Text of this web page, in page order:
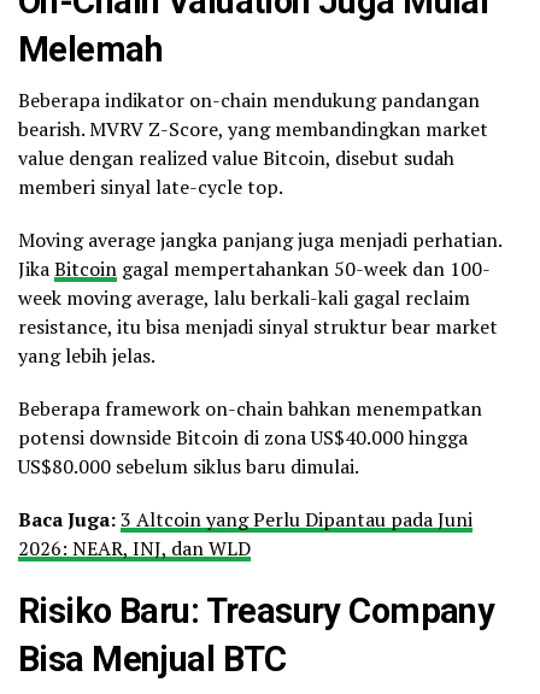
Melemah
Beberapa indikator on-chain mendukung pandangan
bearish. MVRV Z-Score, yang membandingkan market
value dengan realized value Bitcoin, disebut sudah
memberi sinyal late-cycle top.
Moving average jangka panjang juga menjadi perhatian.
JikaBitcoin gagal mempertahankan 50-week dan 100-
week moving average, lalu berkali-kali gagal reclaim
resistance, itu bisa menjadi sinyal struktur bear market
yang lebih jelas.
Beberapa framework on-chain bahkan menempatkan
potensi downside Bitcoin di zona US$40.000 hingga
US$80.000 sebelum siklus baru dimulai.
Baca Juga:3 Altcoin yang Perlu Dipantau pada Juni
2026: NEAR, INJ, dan WLD
Risiko Baru: Treasury Company
Bisa Menjual BTC